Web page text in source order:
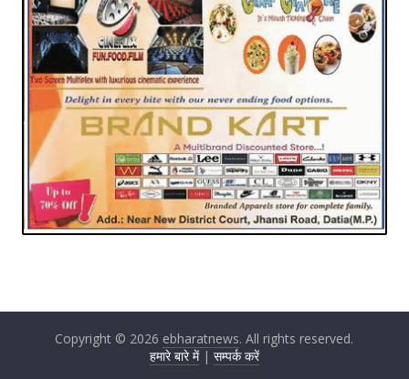
Copyright © 2026 ebharatnews. All rights reserved.
हमारे बारे में| सम्पर्क करें